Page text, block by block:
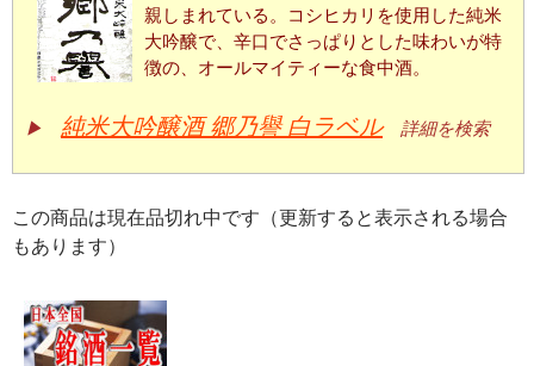
親しまれている。コシヒカリを使用した純米
大吟醸で、辛口でさっぱりとした味わいが特
徴の、オールマイティーな食中酒。
▶ 純米大吟醸酒 郷乃譽 白ラベル詳細を検索
この商品は現在品切れ中です（更新すると表示される場合
もあります）